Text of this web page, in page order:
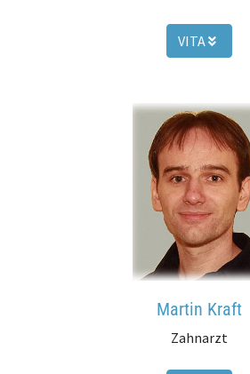
VITA
Martin Kraft
Zahnarzt